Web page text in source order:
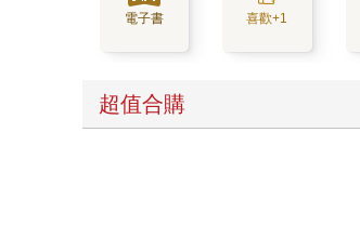
電子書 喜歡+1
超值合購